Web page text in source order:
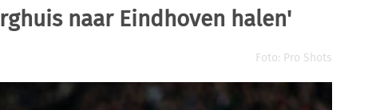
naar Eindhoven halen'
Foto: Pro Shots